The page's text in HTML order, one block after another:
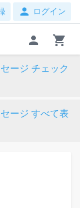
person ログイン
person shopping_cart
ージ チェック
ージ すべて表